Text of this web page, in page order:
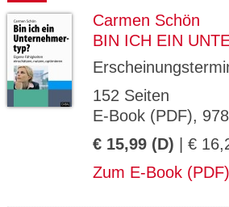
Carmen Schön
BIN ICH EIN
152 Seiten
E-Book (PDF),
€ 15,99 (D) | €
Zum E-Book (PDF)